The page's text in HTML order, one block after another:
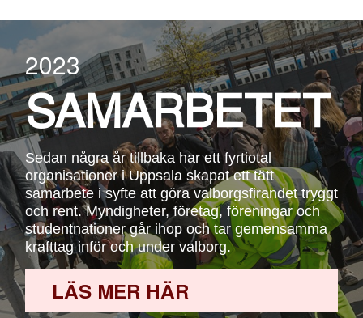
2023
SAMARBETET
Sedan några år tillbaka har ett fyrtiotal
organisationer i Uppsala skapat ett tätt
samarbete i syfte att göra valborgsfirandet tryggt
och rent. Myndigheter, företag, föreningar och
studentnationer går ihop och tar gemensamma
krafttag inför och under valborg.
LÄS MER HÄR